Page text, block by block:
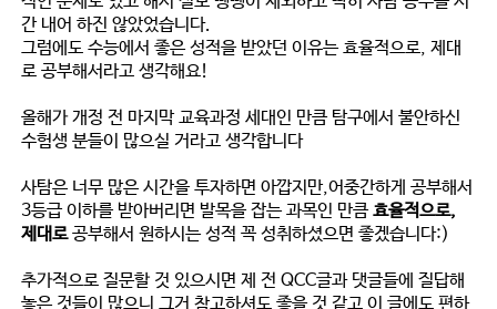
간 내어 하진 않았었습니다.
그럼에도 수능에서 좋은 성적을 받았던 이유는 효율적으로, 제대
로 공부해서라고 생각해요!
올해가 개정 전 마지막 교육과정 세대인 만큼 탐구에서 불안하신
수험생 분들이 많으실 거라고 생각합니다
사탐은 너무 많은 시간을 투자하면 아깝지만,어중간하게 공부해서
3등급 이하를 받아버리면 발목을 잡는 과목인 만큼효율적으로,
제대로공부해서 원하시는 성적 꼭 성취하셨으면 좋겠습니다:)
추가적으로 질문할 것 있으시면 제 전 QCC글과 댓글들에 질답해
놓은 것들이 많으니 그거 참고하셔도 좋을 것 같고 이 글에도 편하